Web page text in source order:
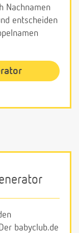
Nachnamen
entscheiden
babyclub.de